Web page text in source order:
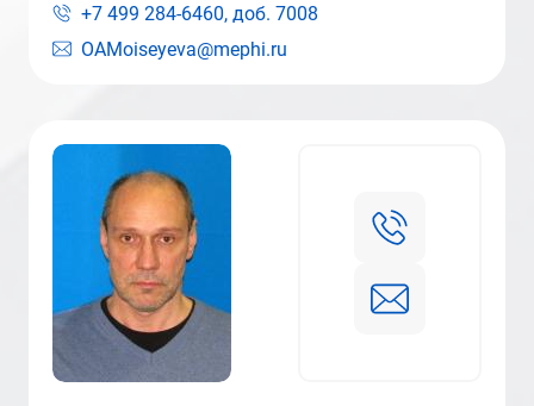
OAMoiseyeva@mephi.ru
+7 499 284-6460, доб. 7008